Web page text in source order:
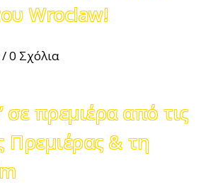
Wroclaw!
/0 Σχόλια
σε πρεμιέρα από τις
Πρεμιέρας & τη